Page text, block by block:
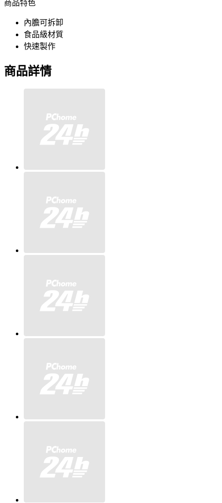
商品特色
內膽可拆卸
食品級材質
快速製作
商品詳情